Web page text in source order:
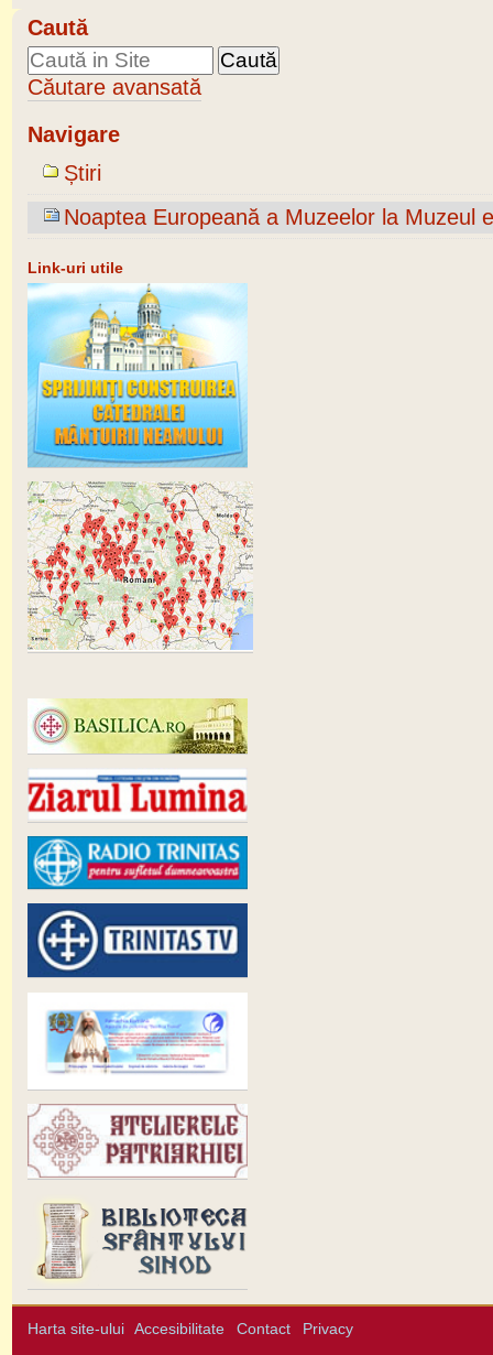
Caută
Căutare avansată
Navigare
Știri
Noaptea Europeană a Muzeelor la Muzeul
Link-uri utile
Harta site-ului Accesibilitate Contact Privacy